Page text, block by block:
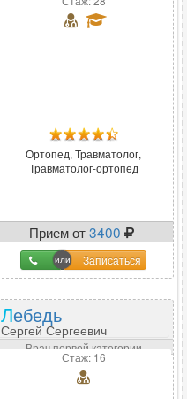
Ортопед, Травматолог,
Травматолог-ортопед
Прием от3400
Записаться
Лебедь
Сергей Сергеевич
Врач первой категории
Стаж: 16